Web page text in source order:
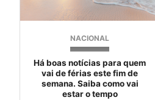
NACIONAL
Há boas notícias para quem
vai de férias este fim de
semana. Saiba como vai
estar o tempo